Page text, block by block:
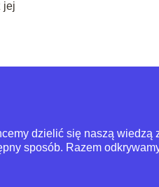
jej
dzielić się naszą wiedzą
sposób. Razem